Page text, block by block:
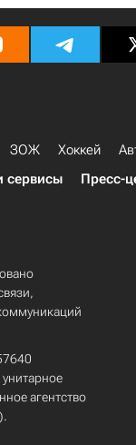
ЗОЖ Хоккей
сервисы Пресс-
агентство